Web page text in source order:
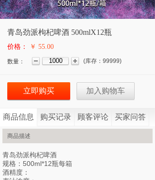
青岛劲派枸杞啤酒 500mlX12瓶
价格： ￥ 55.00
数量： (库存： 99999)
立即购买 加入购物车
商品信息 购买记录 顾客评论 买家问答
商品描述
青岛劲派枸杞啤酒
规格：500ml*12瓶每箱
酒精度：